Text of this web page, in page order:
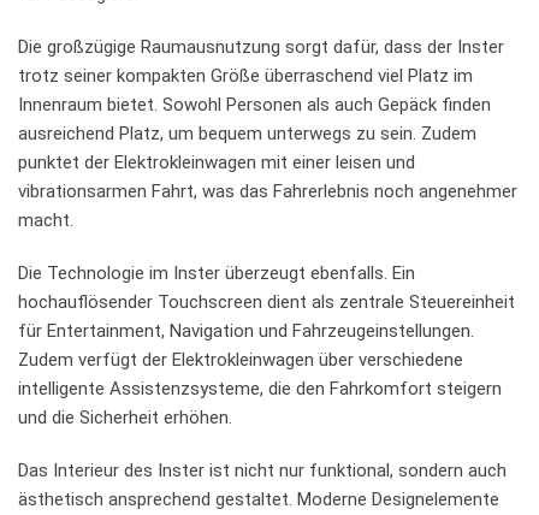
Die großzügige Raumausnutzung ​sorgt⁢ dafür,‍ dass der ⁤Inster
trotz seiner kompakten Größe überraschend viel⁢ Platz ⁤im
Innenraum bietet. ⁢Sowohl Personen als auch Gepäck finden
‌ausreichend Platz, ​um ⁤bequem unterwegs‌ zu sein. Zudem
punktet ‌der⁣ Elektrokleinwagen ⁤mit einer leisen und
vibrationsarmen Fahrt,​ was das⁢ Fahrerlebnis⁤ noch angenehmer‍
macht.
Die ⁣Technologie ‌im Inster überzeugt ebenfalls. Ein
hochauflösender Touchscreen dient als zentrale‍ Steuereinheit
für ⁣Entertainment, Navigation ⁢und ⁢Fahrzeugeinstellungen.
Zudem verfügt der Elektrokleinwagen⁤ über verschiedene​
intelligente Assistenzsysteme,⁢ die den Fahrkomfort ‌steigern
und die Sicherheit erhöhen.
Das Interieur ​des Inster ist ⁢nicht nur funktional, sondern auch
ästhetisch ansprechend gestaltet. Moderne ​Designelemente